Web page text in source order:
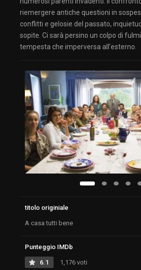
riemergere antiche questioni in
conflitti e gelosie del passato,
sopite. Ci sarà persino un colpo di
tempesta che imperversa all’esterno.
titolo originiale
A casa tutti bene
Punteggio IMDb
6.1 1,176 voti